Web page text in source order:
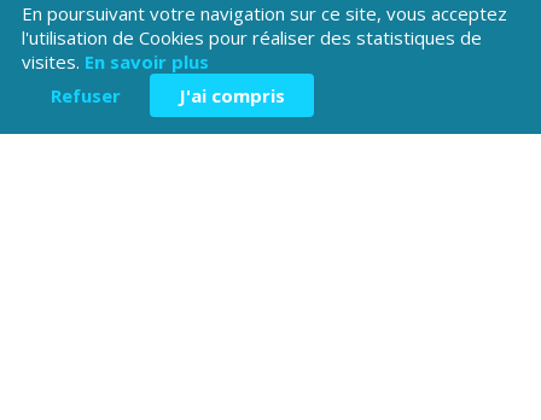
Valoriser
Restez informé des projets et des actualités du patrimoine des
Hautes-Alpes
En poursuivant votre navigation sur ce site, vous acceptez
l'utilisation de Cookies pour réaliser des statistiques de
visites. En savoir plus
Refuser
J'ai compris